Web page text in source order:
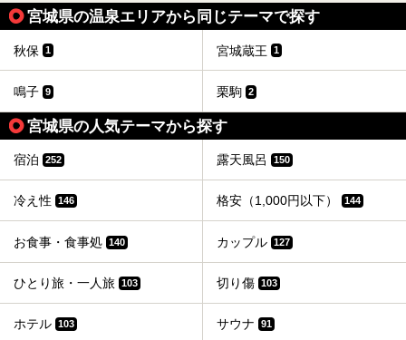
宮城県の温泉エリアから同じテーマで探す
秋保 1 宮城蔵王 1
鳴子 9 栗駒 2
宮城県の人気テーマから探す
宿泊 252 露天風呂 150
冷え性 146 格安（1,000円以下） 144
お食事・食事処 140 カップル 127
ひとり旅・一人旅 103 切り傷 103
ホテル 103 サウナ 91